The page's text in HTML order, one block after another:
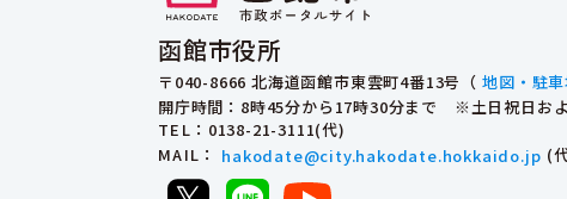
函館市役所
〒040-8666 北海道函館市東雲町4番13号（ 地図・駐
開庁時間：8時45分から17時30分まで ※土日祝日お
TEL ：0138-21-3111(代)
MAIL ： hakodate@city.hakodate.hokkaido.jp (